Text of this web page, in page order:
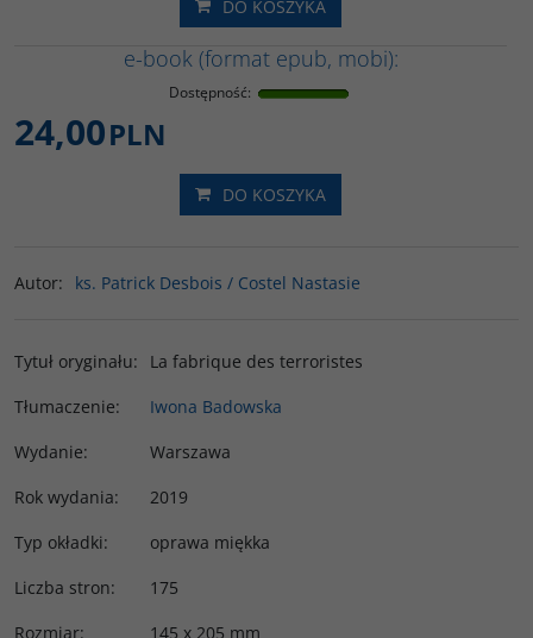
DO KOSZYKA
e-book (format epub, mobi):
Dostępność:
24,00PLN
DO KOSZYKA
Autor: ks. Patrick Desbois / Costel Nastasie
Tytuł oryginału:
La fabrique des terroristes
Tłumaczenie:
Iwona Badowska
Wydanie:
Warszawa
Rok wydania:
2019
Typ okładki:
oprawa miękka
Liczba stron:
175
Rozmiar:
145 x 205 mm